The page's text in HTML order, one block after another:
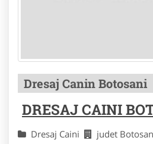
Dresaj Canin Botosani
DRESAJ CAINI
Dresaj Caini judet